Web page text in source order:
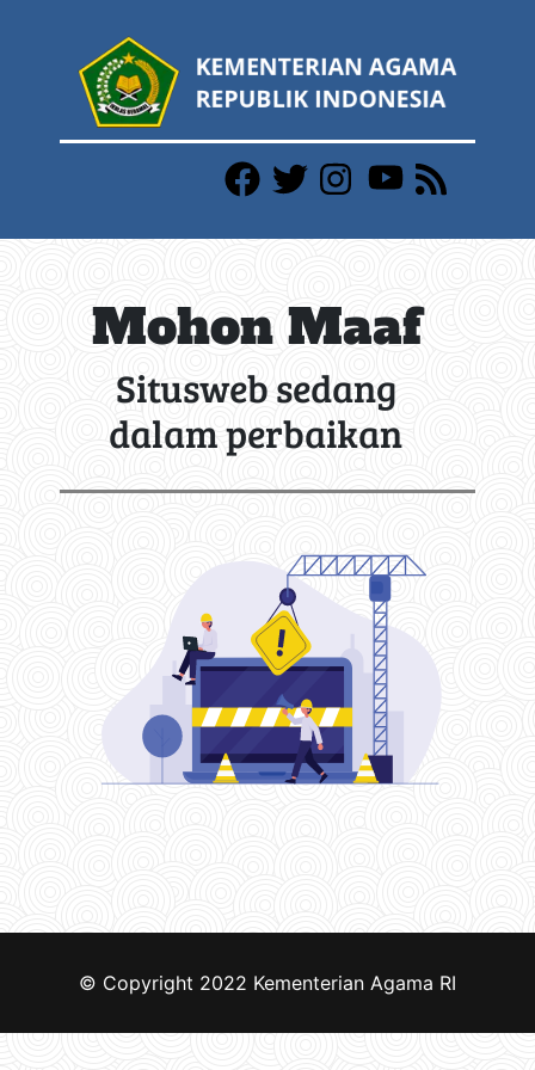
Mohon Maaf
Situsweb sedang
dalam perbaikan
© Copyright 2022 Kementerian Agama RI